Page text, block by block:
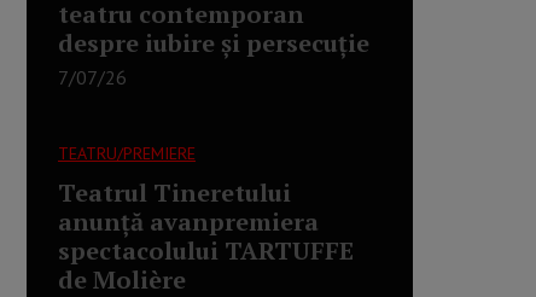
teatru contemporan
despre iubire și persecuție
7/07/26
TEATRU/PREMIERE
Teatrul Tineretului
anunță avanpremiera
spectacolului TARTUFFE
de Molière